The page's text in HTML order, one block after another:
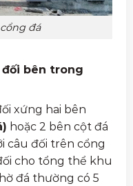
đá
đối bên trong
xứng hai bên
hoặc 2 bên cột đá
câu đối trên cổng
cho tổng thể khu
đá thường có 5